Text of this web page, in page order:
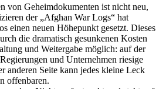
von Geheimdokumenten ist nicht neu,
der „Afghan War Logs“ hat
einen neuen Höhepunkt gesetzt. Dieses
die dramatisch gesunkenen Kosten
und Weitergabe möglich: auf der
und Unternehmen riesige
anderen Seite kann jedes kleine Leck
offenbaren.